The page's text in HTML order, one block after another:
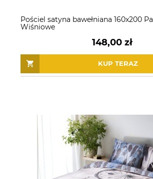
Pościel satyna bawełniana 160x200
Wiśniowe
148,00 zł
KUP TERAZ